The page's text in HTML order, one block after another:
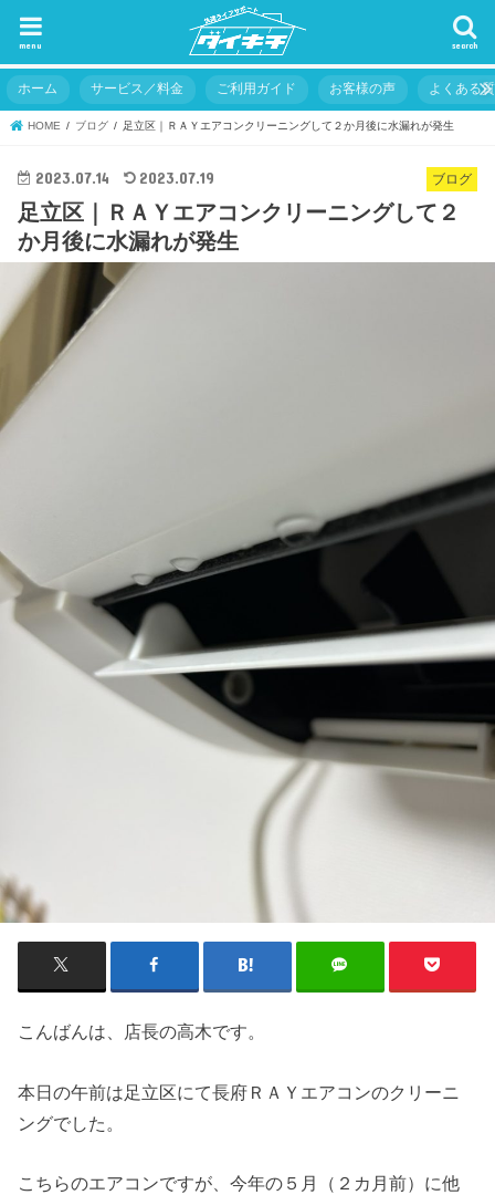
search
menu
ホーム サービス／料金 ご利用ガイド お客様の声 よくある
HOME ブログ 足立区｜ＲＡＹエアコンクリーニングして２か月後に水漏れが発生
ブログ
2023.07.14 2023.07.19
足立区｜ＲＡＹエアコンクリーニングして２
か月後に水漏れが発生
こんばんは、店長の高木です。
本日の午前は足立区にて長府ＲＡＹエアコンのクリーニ
ングでした。
こちらのエアコンですが、今年の５月（２カ月前）に他